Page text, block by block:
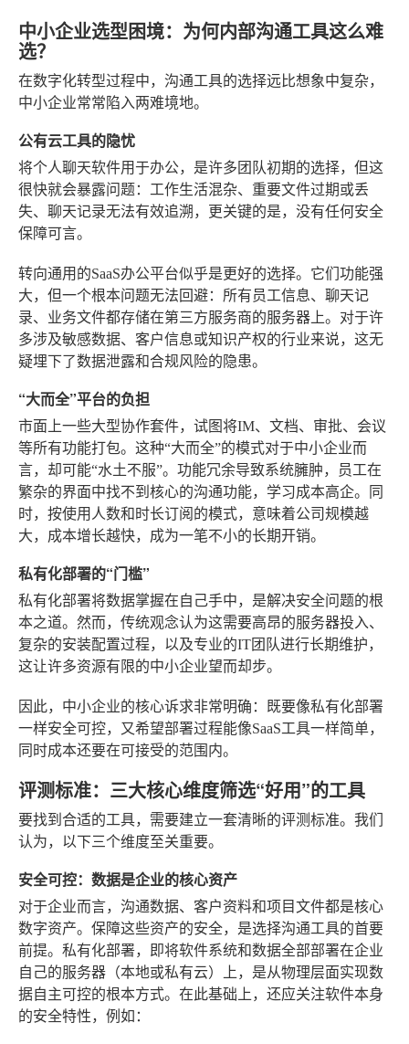
中小企业选型困境：为何内部沟通工具这么难
选？
在数字化转型过程中，沟通工具的选择远比想象中复杂，
中小企业常常陷入两难境地。
公有云工具的隐忧
将个人聊天软件用于办公，是许多团队初期的选择，但这
很快就会暴露问题：工作生活混杂、重要文件过期或丢
失、聊天记录无法有效追溯，更关键的是，没有任何安全
保障可言。
转向通用的SaaS办公平台似乎是更好的选择。它们功能强
大，但一个根本问题无法回避：所有员工信息、聊天记
录、业务文件都存储在第三方服务商的服务器上。对于许
多涉及敏感数据、客户信息或知识产权的行业来说，这无
疑埋下了数据泄露和合规风险的隐患。
“大而全”平台的负担
市面上一些大型协作套件，试图将IM、文档、审批、会议
等所有功能打包。这种“大而全”的模式对于中小企业而
言，却可能“水土不服”。功能冗余导致系统臃肿，员工在
繁杂的界面中找不到核心的沟通功能，学习成本高企。同
时，按使用人数和时长订阅的模式，意味着公司规模越
大，成本增长越快，成为一笔不小的长期开销。
私有化部署的“门槛”
私有化部署将数据掌握在自己手中，是解决安全问题的根
本之道。然而，传统观念认为这需要高昂的服务器投入、
复杂的安装配置过程，以及专业的IT团队进行长期维护，
这让许多资源有限的中小企业望而却步。
因此，中小企业的核心诉求非常明确：既要像私有化部署
一样安全可控，又希望部署过程能像SaaS工具一样简单，
同时成本还要在可接受的范围内。
评测标准：三大核心维度筛选“好用”的工具
要找到合适的工具，需要建立一套清晰的评测标准。我们
认为，以下三个维度至关重要。
安全可控：数据是企业的核心资产
对于企业而言，沟通数据、客户资料和项目文件都是核心
数字资产。保障这些资产的安全，是选择沟通工具的首要
前提。私有化部署，即将软件系统和数据全部部署在企业
自己的服务器（本地或私有云）上，是从物理层面实现数
据自主可控的根本方式。在此基础上，还应关注软件本身
的安全特性，例如：